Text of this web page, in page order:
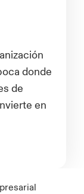
donde
de
en